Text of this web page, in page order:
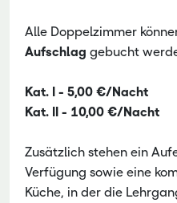
Alle Doppelzimmer
Aufschlag gebucht
Kat. I - 5,00 €/Nacht
Kat. II - 10,00 €/Nacht
Zusätzlich stehen ein
Verfügung sowie eine
Küche, in der die